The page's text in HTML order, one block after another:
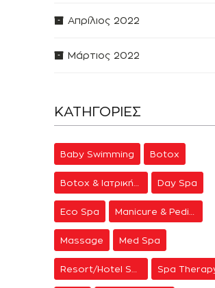
Απρίλιος 2022
Μάρτιος 2022
ΚΑΤΗΓΟΡΊΕΣ
Baby Swimming Botox
Day Spa
Eco Spa
Massage Med Spa
Spa